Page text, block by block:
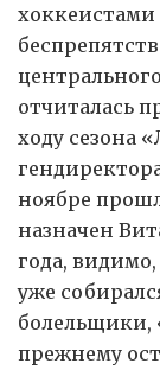
отчиталась
ходу сезона
ноябре
назначен
года,
уже
болельщики,
прежнему